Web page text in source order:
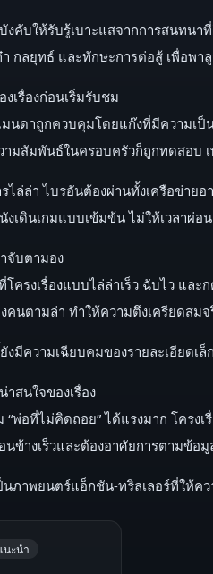
งคับให้รับรู้เบาะแสจากการสนทนา
า กลยุทธ์ และทักษะการต่อสู้ เพื่อพา
งเรื่องก่อนเริ่มรับชม
นดาถูกควบคุมโดยแก๊งที่มีความเป็
ามสัมพันธ์ในครอบครัวก็ถูกทดสอบ
รไล่ล่า ไบรอันต้องผ่านทั้งเครือข่า
งเดินเกมแบบเข้มข้น ไม่ให้เวลาผ่อ
จับตามอง
โครงเรื่องแบบไล่ล่าเร็ว ฉับไว แล
คนตามล่า ทำให้ความตึงเครียดสม
งมีความเฉียบคมของรายละเอียดเ
าสนใจของเรื่อง
“พ่อที่ไม่คิดถอย” ได้แรงมาก โครง
นข้างเร็วและต้องอาศัยการตามข้อ
นภาพยนตร์แอ็กชัน-ทริลเลอร์ที่ให้
ะนำ